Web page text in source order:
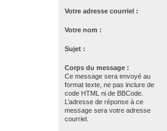
Votre adresse courriel :
Votre nom :
Sujet :
Corps du message :
Ce message sera envoyé au
format texte, ne pas inclure de
code HTML ni de BBCode.
L’adresse de réponse à ce
message sera votre adresse
courriel.